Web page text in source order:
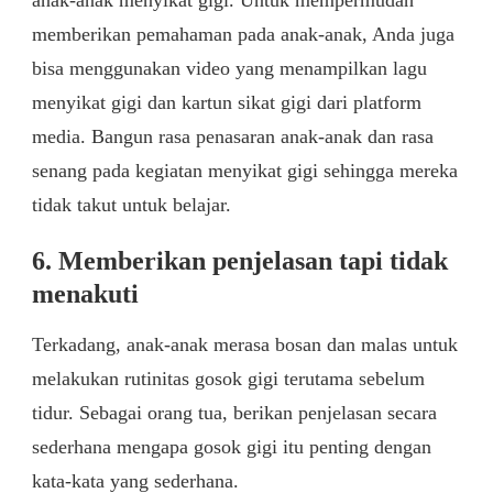
memberikan pemahaman pada anak-anak, Anda juga
bisa menggunakan video yang menampilkan lagu
menyikat gigi dan kartun sikat gigi dari platform
media. Bangun rasa penasaran anak-anak dan rasa
senang pada kegiatan menyikat gigi sehingga mereka
tidak takut untuk belajar.
6. Memberikan penjelasan tapi tidak
menakuti
Terkadang, anak-anak merasa bosan dan malas untuk
melakukan rutinitas gosok gigi terutama sebelum
tidur. Sebagai orang tua, berikan penjelasan secara
sederhana mengapa gosok gigi itu penting dengan
kata-kata yang sederhana.